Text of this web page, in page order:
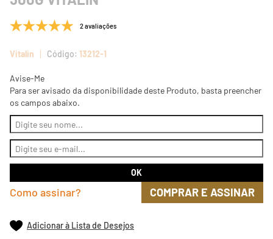
2 avaliações
Vitalin 13212-1
Avise-Me
Para ser avisado da disponibilidade deste Produto, basta preencher
os campos abaixo.
Como assinar? COMPRAR E ASSINAR
Adicionar à Lista de Desejos